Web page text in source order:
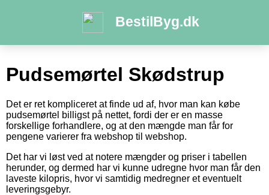
BestilByg.dk
Pudsemørtel Skødstrup
Det er ret kompliceret at finde ud af, hvor man kan købe
pudsemørtel billigst på nettet, fordi der er en masse
forskellige forhandlere, og at den mængde man får for
pengene varierer fra webshop til webshop.
Det har vi løst ved at notere mængder og priser i tabellen
herunder, og dermed har vi kunne udregne hvor man får den
laveste kilopris, hvor vi samtidig medregner et eventuelt
leveringsgebyr.